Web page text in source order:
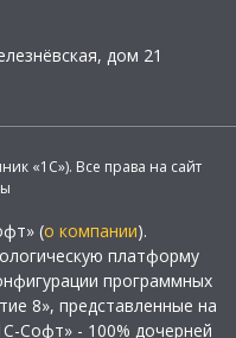
дом 21
«1С»). Все права на сайт
(о компании).
платформу
программных
8», представленные на
Софт» - 100% дочерней